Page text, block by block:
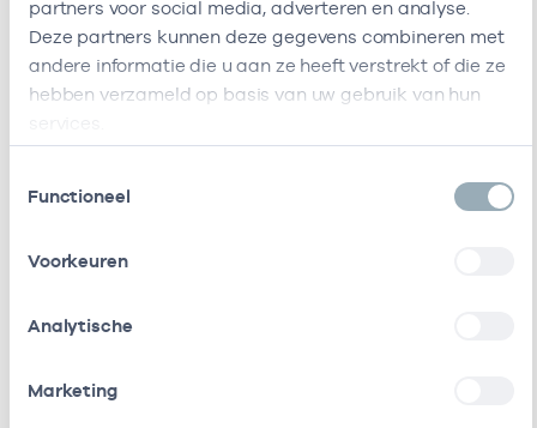
partners voor social media, adverteren en analyse.
Deze partners kunnen deze gegevens combineren met
andere informatie die u aan ze heeft verstrekt of die ze
hebben verzameld op basis van uw gebruik van hun
Functioneel
Voorkeuren
Analytische
Marketing
Deze onderneming heeft de volgende vestigingen
Huisartsenpraktijk
Casparus
C.j.van
Houtenlaan
1H
1381CN
-
Zorgverleners
Bij deze onderneming werken de volgende
Naam